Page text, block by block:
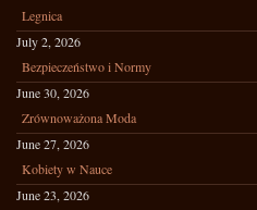
Legnica
July 2, 2026
Bezpieczeństwo i Normy
June 30, 2026
Zrównoważona Moda
June 27, 2026
Kobiety w Nauce
June 23, 2026